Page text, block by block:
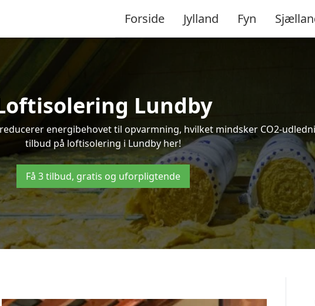
Forside Jylland Fyn
Lundby
energibehovet til opvarmning, hvilket mindsker CO2-
tilbud på loftisolering i Lundby her!
Få 3 tilbud, gratis og uforpligtende